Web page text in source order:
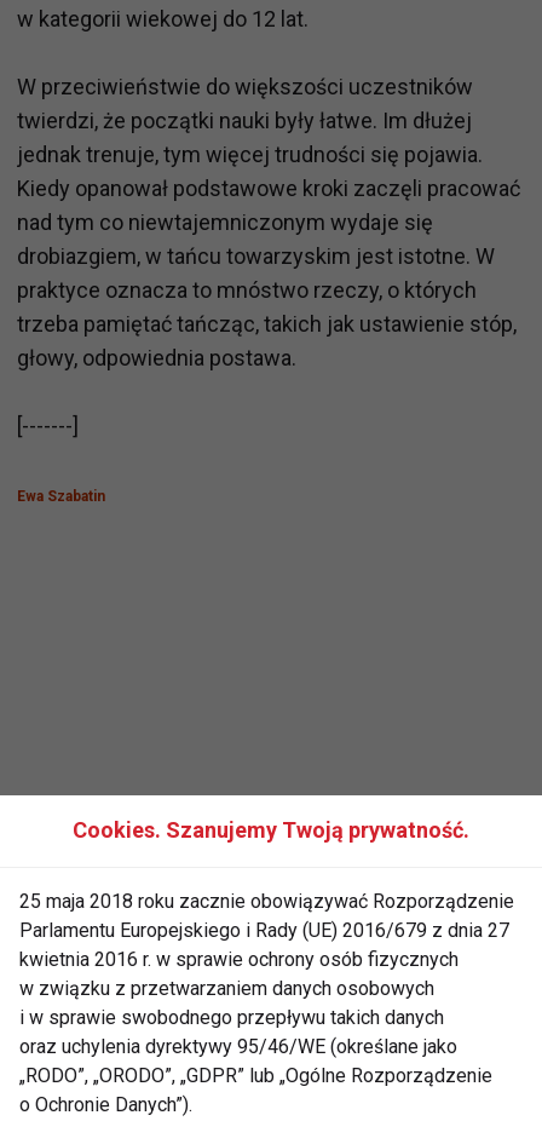
w kategorii wiekowej do 12 lat.
W przeciwieństwie do większości uczestników
twierdzi, że początki nauki były łatwe. Im dłużej
jednak trenuje, tym więcej trudności się pojawia.
Kiedy opanował podstawowe kroki zaczęli pracować
nad tym co niewtajemniczonym wydaje się
drobiazgiem, w tańcu towarzyskim jest istotne. W
praktyce oznacza to mnóstwo rzeczy, o których
trzeba pamiętać tańcząc, takich jak ustawienie stóp,
głowy, odpowiednia postawa.
[-------]
Ewa Szabatin
Naukę tańca rozpoczęła jako dziesięcioletnia
dziewczynka, a zainspirował ją film „Dirty Dancing”.
Po prostu oznajmiła rodzicom, że musi tańczyć i
tego postanowienia już nie zmieniła.
Jej najważniejsze sukcesy taneczne to wielokrotny
Cookies. Szanujemy Twoją prywatność.
25 maja 2018 roku zacznie obowiązywać Rozporządzenie
Parlamentu Europejskiego i Rady (UE) 2016/679 z dnia 27
kwietnia 2016 r. w sprawie ochrony osób fizycznych
w związku z przetwarzaniem danych osobowych
i w sprawie swobodnego przepływu takich danych
oraz uchylenia dyrektywy 95/46/WE (określane jako
„RODO”, „ORODO”, „GDPR” lub „Ogólne Rozporządzenie
o Ochronie Danych”).